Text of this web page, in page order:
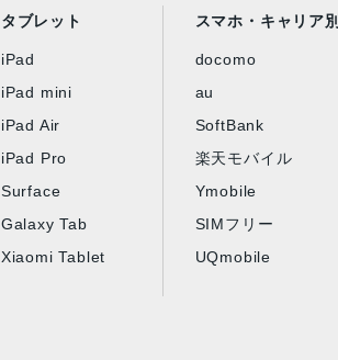
タブレット
iPad
iPad mini
iPad Air
iPad Pro
Surface
Galaxy Tab
Xiaomi Tablet
スマホ・キャリア別
docomo
au
SoftBank
楽天モバイル
Ymobile
SIMフリー
UQmobile